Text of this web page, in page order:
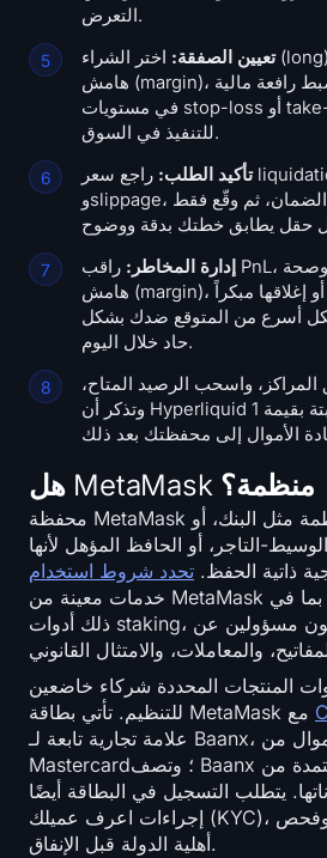
التعرض.
تعيين الصفقة: اختر الشراء (long) أو البيع (short)، وأدخل
هامش (margin)، واضبط رافعة مالية (leverage)، وفكر
في مستويات stop-loss أو take-profit قبل تقديم أي أمر
للتنفيذ في السوق.
تأكيد الطلب: راجع سعر liquidation، والرسوم،
وslippage، وحجم المركز، ومصدر الضمان، ثم وقّع فقط
إدارة المخاطر: راقب PnL، ومدفوعات التمويل، وصحة
هامش (margin)، وقم بتقليص المراكز أو إغلاقها مبكراً
أسرع من المتوقع ضدك بشكل
حاد خلال اليوم.
المراكز، واسحب الرصيد المتاح،
وتذكر أن Hyperliquid تفرض رسوم سحب ثابتة بقيمة 1
هل MetaMask منظمة؟
محفظة MetaMask الأساسية ليست منظمة مثل البنك، أو
التاجر، أو الحافظ المؤهل لأنها
ذاتية الحفظ.
خدمات معينة من MetaMask كبرمجيات ترخيص، بما في
ذلك أدوات staking، بينما يظل المستخدمون مسؤولين عن
المنتجات المحددة شركاء خاضعين
علامة تجارية تابعة لـ Baanx، وبنية تحتية لدفع الأموال من
Mastercard؛ وتصف Baanx نفسها بأنها معتمدة من FCA أو
يتطلب التسجيل في البطاقة أيضًا
إجراءات اعرف عميلك (KYC)، وفحص العقوبات، وفحص
أهلية الدولة قبل الإنفاق.